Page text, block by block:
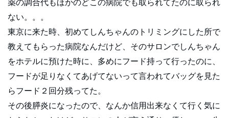
薬の調合代もほかのどこの病院でも取られてたのに取られ
ない。。。
東京に来た時、初めてしんちゃんのトリミングにした所で
教えてもらった病院なんだけど、そのサロンでしんちゃん
をホテルに預けた時に、多めにフード持って行ったのに、
フードが足りなくてあげてないって言われてバッグを見た
らフード２回分残ってた。
その後膵炎になったので、なんか信用出来なくて行く気に